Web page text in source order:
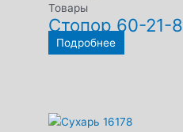
Товары
Стопор 60-21-8
Подробнее